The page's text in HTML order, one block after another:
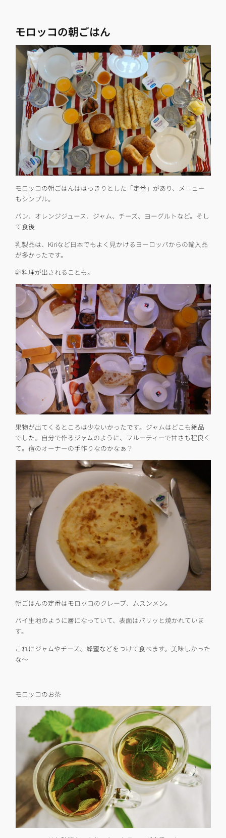
モロッコの朝ごはん
モロッコの朝ごはんははっきりとした「定番」があり、メニュー
もシンプル。
パン、オレンジジュース、ジャム、チーズ、ヨーグルトなど。そし
て食後
乳製品は、Kiriなど日本でもよく見かけるヨーロッパからの輸入品
が多かったです。
卵料理が出されることも。
果物が出てくるところは少ないかったです。ジャムはどこも絶品
でした。自分で作るジャムのように、フルーティーで甘さも程良く
て。宿のオーナーの手作りなのかなぁ？
朝ごはんの定番はモロッコのクレープ、ムスンメン。
パイ生地のように層になっていて、表面はパリッと焼かれていま
す。
これにジャムやチーズ、蜂蜜などをつけて食べます。美味しかった
な〜
モロッコのお茶